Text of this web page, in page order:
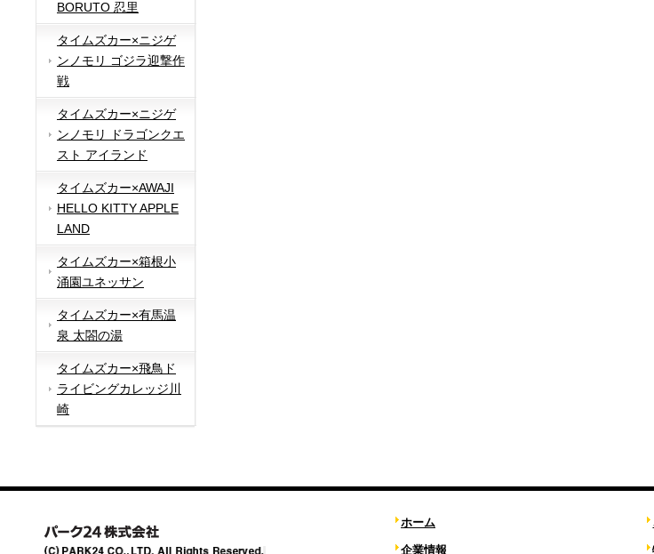
BORUTO 忍里
タイムズカー×ニジゲ
ンノモリ ゴジラ迎撃作
戦
タイムズカー×ニジゲ
ンノモリ ドラゴンクエ
スト アイランド
タイムズカー×AWAJI
HELLO KITTY APPLE
LAND
タイムズカー×箱根小
涌園ユネッサン
タイムズカー×有馬温
泉 太閤の湯
タイムズカー×飛鳥ド
ライビングカレッジ川
崎
ホーム
企業情報